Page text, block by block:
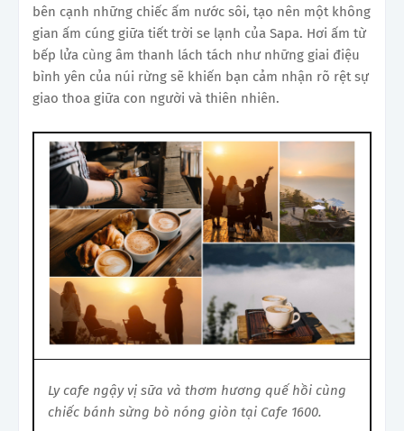
bên cạnh những chiếc ấm nước sôi, tạo nên một không
gian ấm cúng giữa tiết trời se lạnh của Sapa. Hơi ấm từ
bếp lửa cùng âm thanh lách tách như những giai điệu
bình yên của núi rừng sẽ khiến bạn cảm nhận rõ rệt sự
giao thoa giữa con người và thiên nhiên.
Ly cafe ngậy vị sữa và thơm hương quế hồi cùng
chiếc bánh sừng bò nóng giòn tại Cafe 1600.